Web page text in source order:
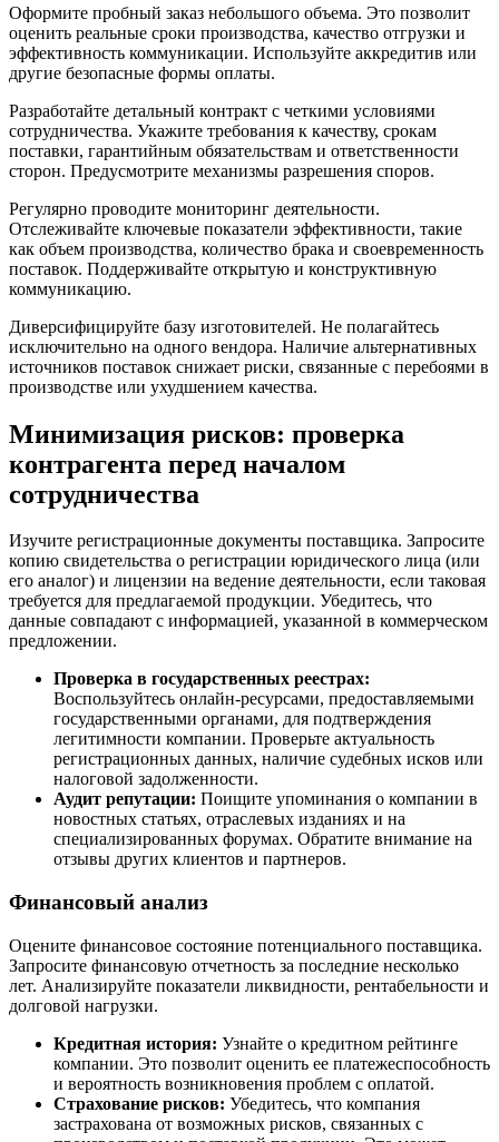
Оформите пробный заказ небольшого объема. Это позволит
оценить реальные сроки производства, качество отгрузки и
эффективность коммуникации. Используйте аккредитив или
другие безопасные формы оплаты.
Разработайте детальный контракт с четкими условиями
сотрудничества. Укажите требования к качеству, срокам
поставки, гарантийным обязательствам и ответственности
сторон. Предусмотрите механизмы разрешения споров.
Регулярно проводите мониторинг деятельности.
Отслеживайте ключевые показатели эффективности, такие
как объем производства, количество брака и своевременность
поставок. Поддерживайте открытую и конструктивную
коммуникацию.
Диверсифицируйте базу изготовителей. Не полагайтесь
исключительно на одного вендора. Наличие альтернативных
источников поставок снижает риски, связанные с перебоями в
производстве или ухудшением качества.
Минимизация рисков: проверка
контрагента перед началом
сотрудничества
Изучите регистрационные документы поставщика. Запросите
копию свидетельства о регистрации юридического лица (или
его аналог) и лицензии на ведение деятельности, если таковая
требуется для предлагаемой продукции. Убедитесь, что
данные совпадают с информацией, указанной в коммерческом
предложении.
Проверка в государственных реестрах:
Воспользуйтесь онлайн-ресурсами, предоставляемыми
государственными органами, для подтверждения
легитимности компании. Проверьте актуальность
регистрационных данных, наличие судебных исков или
налоговой задолженности.
Аудит репутации: Поищите упоминания о компании в
новостных статьях, отраслевых изданиях и на
специализированных форумах. Обратите внимание на
отзывы других клиентов и партнеров.
Финансовый анализ
Оцените финансовое состояние потенциального поставщика.
Запросите финансовую отчетность за последние несколько
лет. Анализируйте показатели ликвидности, рентабельности и
долговой нагрузки.
Кредитная история: Узнайте о кредитном рейтинге
компании. Это позволит оценить ее платежеспособность
и вероятность возникновения проблем с оплатой.
Страхование рисков: Убедитесь, что компания
застрахована от возможных рисков, связанных с